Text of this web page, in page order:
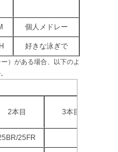
個人メドレー
好きな泳ぎで
）がある場合、以下のよ
2本目 3本目
25FR